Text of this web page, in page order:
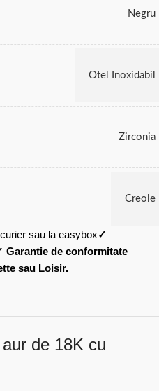
Negru
Otel Inoxidabil
Zirconia
Creole
sau la easybox✓
Garantie de conformitate
sau Loisir.
de 18K cu